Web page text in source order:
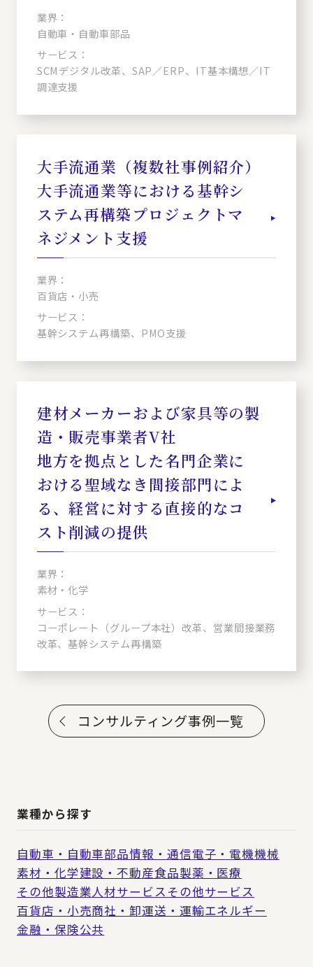
業界：
自動車・自動車部品
サービス：
SCMデジタル改革、SAP／ERP、IT基本構想／IT
調達支援
大手流通業（複数社事例紹介）
大手流通業等における基幹シ
ステム再構築プロジェクトマ
ネジメント支援
業界：
百貨店・小売
サービス：
基幹システム再構築、PMO支援
建材メーカーおよび家具等の製
造・販売事業者V社
地方を拠点とした名門企業に
おける聖域なき間接部門によ
る、経営に対する直接的なコ
スト削減の提供
業界：
素材・化学
サービス：
コーポレート（グループ本社）改革、営業間接業務
改革、基幹システム再構築
コンサルティング事例一覧
業種から探す
自動車・自動車部品情報・通信電子・電機機械
素材・化学建設・不動産食品製薬・医療
その他製造業人材サービスその他サービス
百貨店・小売商社・卸運送・運輸エネルギー
金融・保険公共